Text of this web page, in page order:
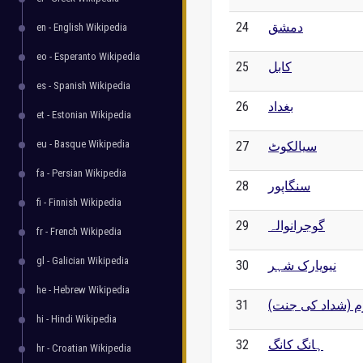
en - English Wikipedia
eo - Esperanto Wikipedia
es - Spanish Wikipedia
et - Estonian Wikipedia
eu - Basque Wikipedia
fa - Persian Wikipedia
fi - Finnish Wikipedia
fr - French Wikipedia
gl - Galician Wikipedia
he - Hebrew Wikipedia
hi - Hindi Wikipedia
hr - Croatian Wikipedia
24 دمشق
25 کابل
26 بغداد
27 سیالکوٹ
28 سنگاپور
29 گوجرانوالہ
30 نیویارک شہر
31 (شداد کی جنت)
32 ہانگ کانگ